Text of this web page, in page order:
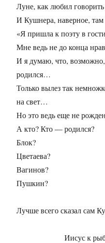
Луне, как любил
И Кушнера, наверное,
«Я пришла к поэту в
Мне ведь не до конца
И я думаю, что,
родился…
Только вылез так
на свет…
Но это ведь еще не
А кто? Кто — родился?
Блок?
Цветаева?
Вагинов?
Пушкин?
Лучше всего сказал сам
Иисус к